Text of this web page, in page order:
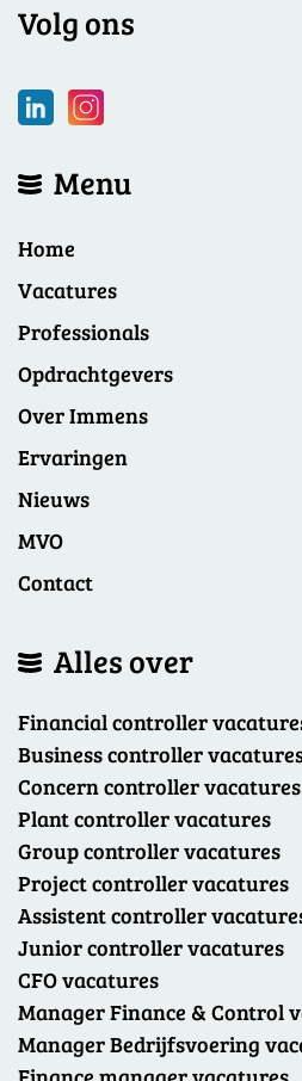
Volg ons
Menu
Home
Vacatures
Professionals
Opdrachtgevers
Over Immens
Ervaringen
Nieuws
MVO
Contact
Alles over
Financial controller
Business controller
Concern controller vacatures
Plant controller vacatures
Group controller vacatures
Project controller vacatures
Assistent controller
Junior controller vacatures
CFO vacatures
Manager Finance & Control
Manager Bedrijfsvoering